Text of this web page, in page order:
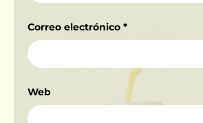
Correo electrónico *
Web